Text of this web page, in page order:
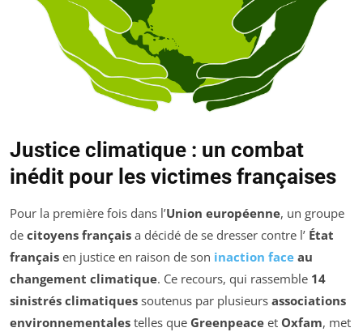
Justice climatique : un combat
inédit pour les victimes françaises
Pour la première fois dans l’Union européenne, un groupe
de citoyens français a décidé de se dresser contre l’ État
français en justice en raison de son inaction face au
changement climatique. Ce recours, qui rassemble 14
sinistrés climatiques soutenus par plusieurs associations
environnementales telles que Greenpeace et Oxfam, met